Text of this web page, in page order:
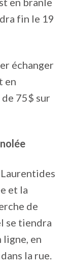
fin le 19
échanger
en
de 75$ sur
et la
de
se tiendra
ligne, en
la rue.